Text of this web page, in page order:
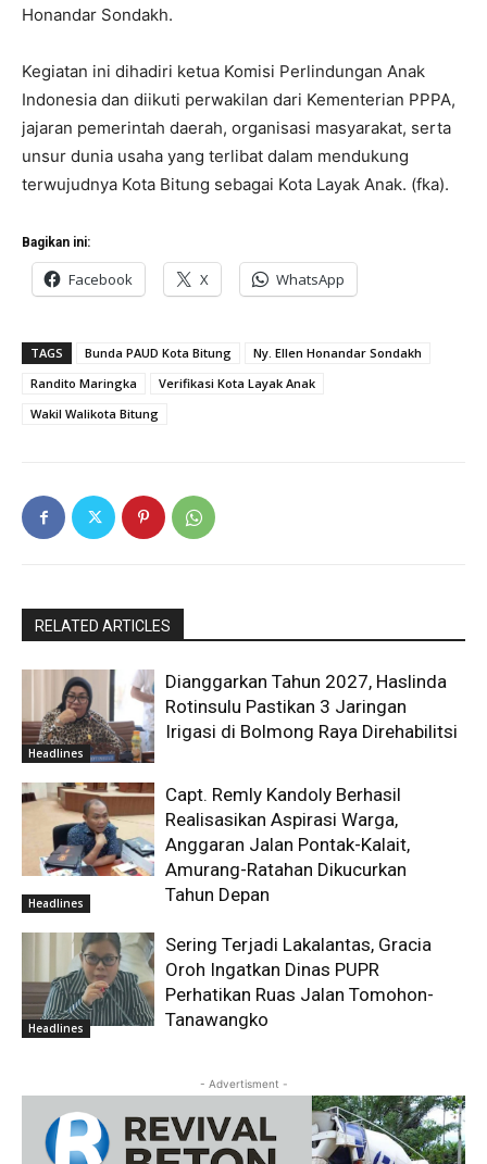
Honandar Sondakh.
Kegiatan ini dihadiri ketua Komisi Perlindungan Anak
Indonesia dan diikuti perwakilan dari Kementerian PPPA,
jajaran pemerintah daerah, organisasi masyarakat, serta
unsur dunia usaha yang terlibat dalam mendukung
terwujudnya Kota Bitung sebagai Kota Layak Anak. (fka).
Bagikan ini:
Facebook X WhatsApp
TAGS Bunda PAUD Kota Bitung
Ny. Ellen Honandar Sondakh
Randito Maringka
Verifikasi Kota Layak Anak
Wakil Walikota Bitung
RELATED ARTICLES
Headlines
Dianggarkan Tahun 2027, Haslinda
Rotinsulu Pastikan 3 Jaringan
Irigasi di Bolmong Raya Direhabilitsi
Headlines
Capt. Remly Kandoly Berhasil
Realisasikan Aspirasi Warga,
Anggaran Jalan Pontak-Kalait,
Amurang-Ratahan Dikucurkan
Tahun Depan
Headlines
Sering Terjadi Lakalantas, Gracia
Oroh Ingatkan Dinas PUPR
Perhatikan Ruas Jalan Tomohon-
Tanawangko
- Advertisment -